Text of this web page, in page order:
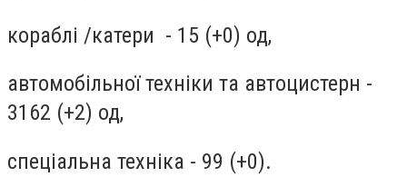
кораблі /катери - 15 (+0) од,
автомобільної техніки та автоцистерн -
3162 (+2) од,
спеціальна техніка - 99 (+0).